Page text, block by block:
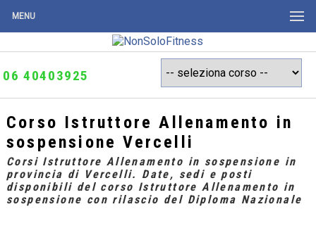
06 40403925
Corso Istruttore Allenamento in
sospensione Vercelli
Corsi Istruttore Allenamento in sospensione in
provincia di Vercelli. Date, sedi e posti
disponibili del corso Istruttore Allenamento in
sospensione con rilascio del Diploma Nazionale
MENU